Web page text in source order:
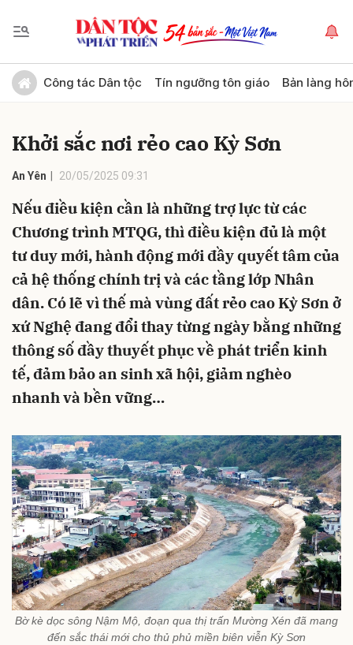
Công tác Dân tộc Tín ngưỡng tôn giáo Bản làng
Khởi sắc nơi rẻo cao Kỳ Sơn
An Yên 20/05/2025 09:31
Nếu điều kiện cần là những trợ lực từ các
Chương trình MTQG, thì điều kiện đủ là một
tư duy mới, hành động mới đầy quyết tâm của
cả hệ thống chính trị và các tầng lớp Nhân
dân. Có lẽ vì thế mà vùng đất rẻo cao Kỳ Sơn ở
xứ Nghệ đang đổi thay từng ngày bằng những
thông số đầy thuyết phục về phát triển kinh
tế, đảm bảo an sinh xã hội, giảm nghèo
nhanh và bền vững…
Bờ kè dọc sông Nậm Mộ, đoạn qua thị trấn Mường Xén đã mang
đến sắc thái mới cho thủ phủ miền biên viễn Kỳ Sơn
Gửi bình luận
Hủy Gửi